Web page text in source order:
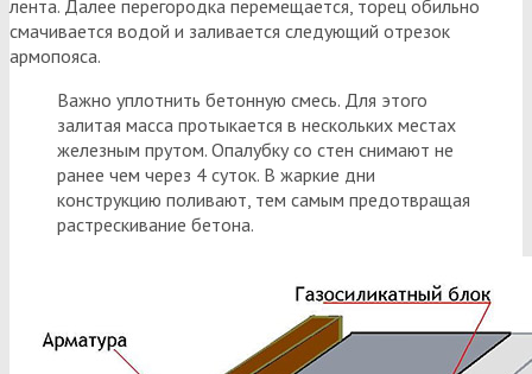
лента. Далее перегородка перемещается, торец обильно
смачивается водой и заливается следующий отрезок
армопояса.
Важно уплотнить бетонную смесь. Для этого
залитая масса протыкается в нескольких местах
железным прутом. Опалубку со стен снимают не
ранее чем через 4 суток. В жаркие дни
конструкцию поливают, тем самым предотвращая
растрескивание бетона.